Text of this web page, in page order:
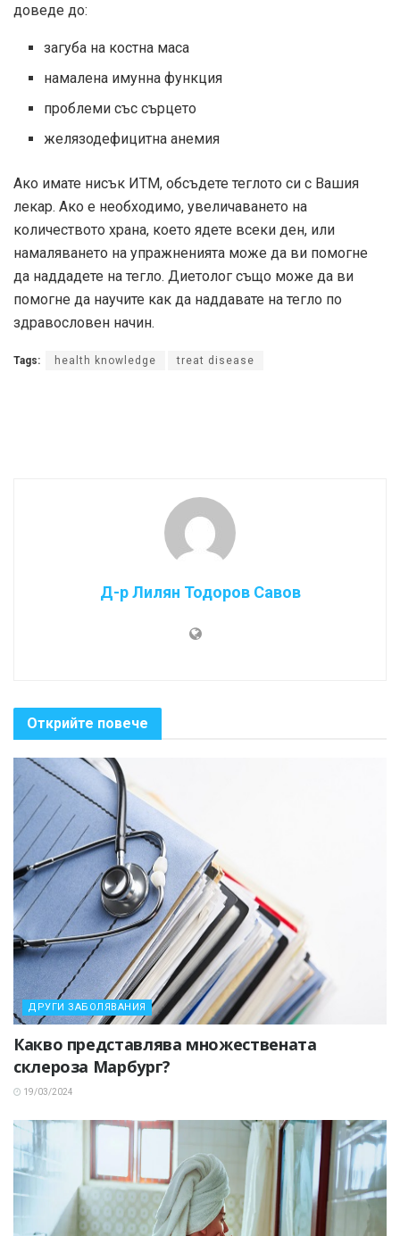
доведе до:
загуба на костна маса
намалена имунна функция
проблеми със сърцето
желязодефицитна анемия
Ако имате нисък ИТМ, обсъдете теглото си с Вашия
лекар. Ако е необходимо, увеличаването на
количеството храна, което ядете всеки ден, или
намаляването на упражненията може да ви помогне
да наддадете на тегло. Диетолог също може да ви
помогне да научите как да наддавате на тегло по
здравословен начин.
Tags: health knowledge treat disease
Д-р Лилян Тодоров Савов
Открийте повече
ДРУГИ ЗАБОЛЯВАНИЯ
Какво представлява множествената
склероза Марбург?
19/03/2024